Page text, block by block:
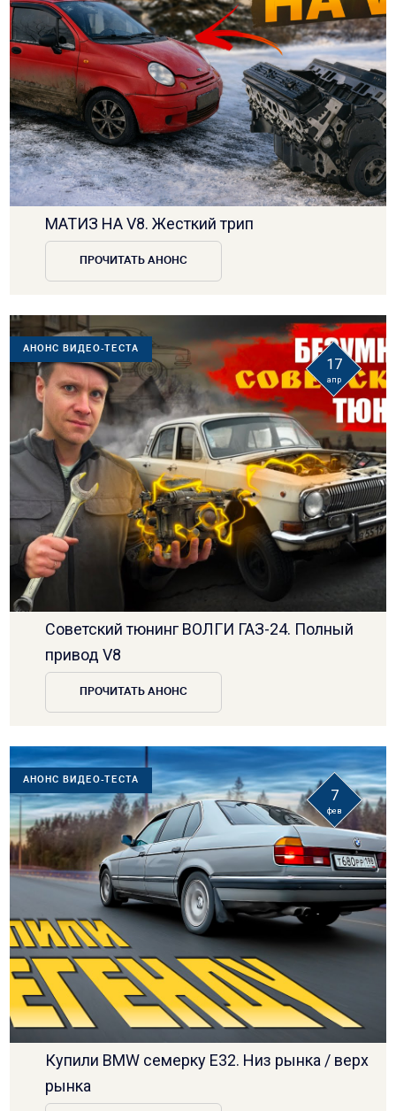
МАТИЗ НА V8. Жесткий трип
ПРОЧИТАТЬ АНОНС
АНОНС ВИДЕО-ТЕСТА
17
апр
Советский тюнинг ВОЛГИ ГАЗ-24. Полный
привод V8
ПРОЧИТАТЬ АНОНС
АНОНС ВИДЕО-ТЕСТА
7
фев
Купили BMW семерку E32. Низ рынка / верх
рынка